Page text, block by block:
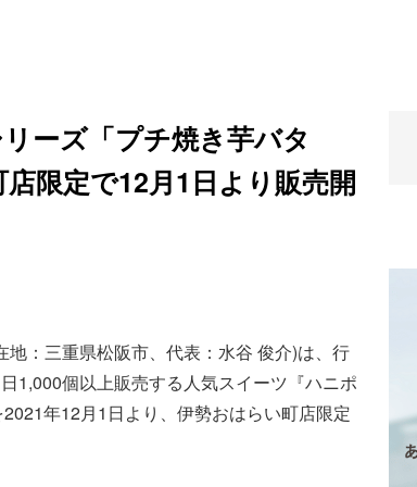
ーズ「プチ焼き芋バタ
限定で12月1日より販売開
：三重県松阪市、代表：水谷 俊介)は、行
1,000個以上販売する人気スイーツ『ハニポ
年12月1日より、伊勢おはらい町店限定